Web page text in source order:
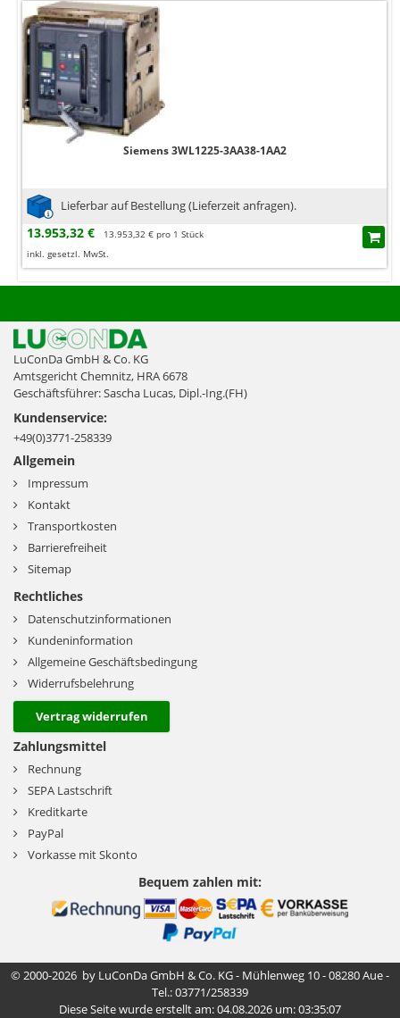
Siemens 3WL1225-3AA38-1AA2
Lieferbar auf Bestellung (Lieferzeit anfragen).
13.953,32 €
13.953,32 € pro 1 Stück
inkl. gesetzl. MwSt.
LuConDa GmbH & Co. KG
Amtsgericht Chemnitz, HRA 6678
Geschäftsführer: Sascha Lucas, Dipl.-Ing.(FH)
Kundenservice:
+49(0)3771-258339
Allgemein
Impressum
Kontakt
Transportkosten
Barrierefreiheit
Sitemap
Rechtliches
Datenschutzinformationen
Kundeninformation
Allgemeine Geschäftsbedingung
Widerrufsbelehrung
Vertrag widerrufen
Zahlungsmittel
Rechnung
SEPA Lastschrift
Kreditkarte
PayPal
Vorkasse mit Skonto
Bequem zahlen mit:
© 2000-2026 by LuConDa GmbH & Co. KG - Mühlenweg 10 - 08280 Aue -
Tel.: 03771/258339
Diese Seite wurde erstellt am: 04.08.2026 um: 03:35:07